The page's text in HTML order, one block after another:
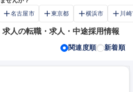
名古屋市 東京都 横浜市 川
求人の転職・求人・中途採用情報
関連度順 新着順